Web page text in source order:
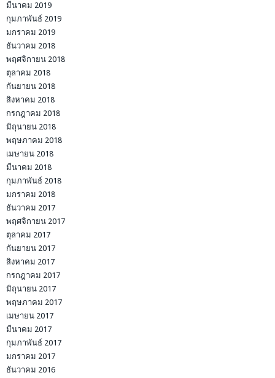
มีนาคม 2019
กุมภาพันธ์ 2019
มกราคม 2019
ธันวาคม 2018
พฤศจิกายน 2018
ตุลาคม 2018
กันยายน 2018
สิงหาคม 2018
กรกฎาคม 2018
มิถุนายน 2018
พฤษภาคม 2018
เมษายน 2018
มีนาคม 2018
กุมภาพันธ์ 2018
มกราคม 2018
ธันวาคม 2017
พฤศจิกายน 2017
ตุลาคม 2017
กันยายน 2017
สิงหาคม 2017
กรกฎาคม 2017
มิถุนายน 2017
พฤษภาคม 2017
เมษายน 2017
มีนาคม 2017
กุมภาพันธ์ 2017
มกราคม 2017
ธันวาคม 2016